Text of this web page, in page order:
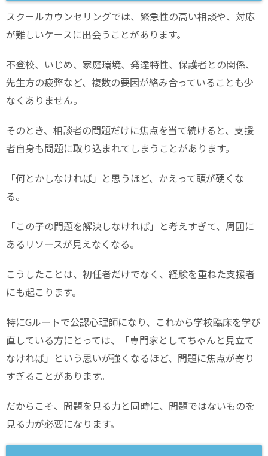
スクールカウンセリングでは、緊急性の高い相談や、対応
が難しいケースに出会うことがあります。
不登校、いじめ、家庭環境、発達特性、保護者との関係、
先生方の疲弊など、複数の要因が絡み合っていることも少
なくありません。
そのとき、相談者の問題だけに焦点を当て続けると、支援
者自身も問題に取り込まれてしまうことがあります。
「何とかしなければ」と思うほど、かえって頭が硬くな
る。
「この子の問題を解決しなければ」と考えすぎて、周囲に
あるリソースが見えなくなる。
こうしたことは、初任者だけでなく、経験を重ねた支援者
にも起こります。
特にGルートで公認心理師になり、これから学校臨床を学び
直している方にとっては、「専門家としてちゃんと見立て
なければ」という思いが強くなるほど、問題に焦点が寄り
すぎることがあります。
だからこそ、問題を見る力と同時に、問題ではないものを
見る力が必要になります。